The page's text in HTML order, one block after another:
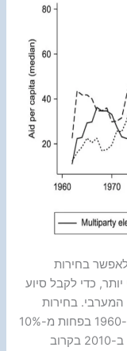
בחירות
כדי לקבל סיוע
המערבי. בחירות
שבהן גם יכלו לרוץ מפלגות אופוזיציה. אם ב-1960 בפחות מ-10%
מהדיקטטורות היו בחירות שכללו אופוזיציה, ב-2010 בקרוב